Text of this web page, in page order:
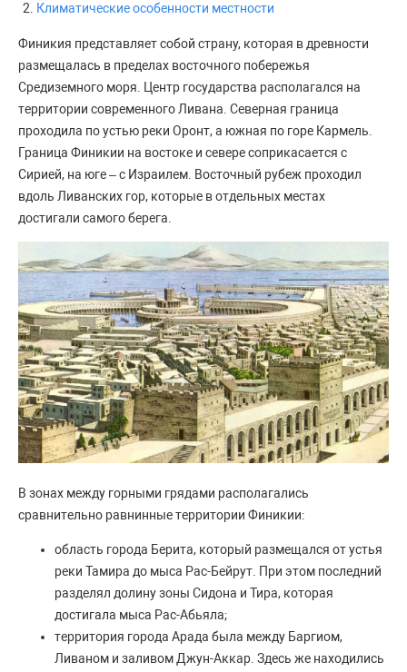
Климатические особенности местности
Финикия представляет собой страну, которая в древности
размещалась в пределах восточного побережья
Средиземного моря. Центр государства располагался на
территории современного Ливана. Северная граница
проходила по устью реки Оронт, а южная по горе Кармель.
Граница Финикии на востоке и севере соприкасается с
Сирией, на юге – с Израилем. Восточный рубеж проходил
вдоль Ливанских гор, которые в отдельных местах
достигали самого берега.
В зонах между горными грядами располагались
сравнительно равнинные территории Финикии:
область города Берита, который размещался от устья
реки Тамира до мыса Рас-Бейрут. При этом последний
разделял долину зоны Сидона и Тира, которая
достигала мыса Рас-Абьяла;
территория города Арада была между Баргиом,
Ливаном и заливом Джун-Аккар. Здесь же находились